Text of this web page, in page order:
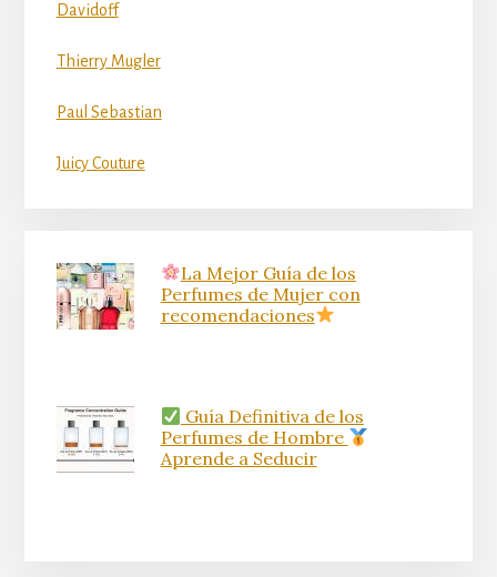
Davidoff
Thierry Mugler
Paul Sebastian
Juicy Couture
La Mejor Guía de los
Perfumes de Mujer con
recomendaciones
Guía Definitiva de los
Perfumes de Hombre
Aprende a Seducir